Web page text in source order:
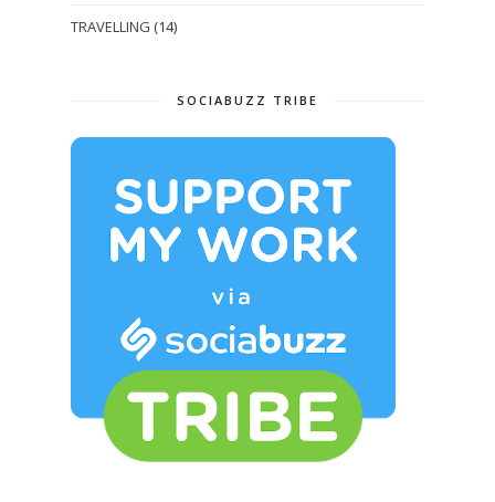
TRAVELLING (14)
SOCIABUZZ TRIBE